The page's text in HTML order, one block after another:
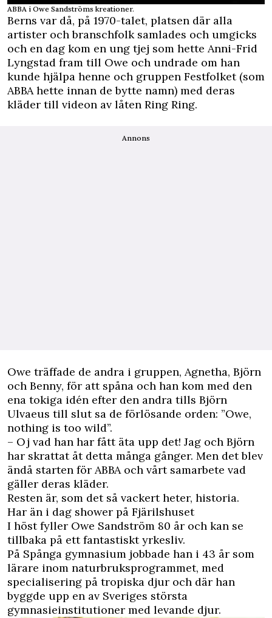
ABBA i Owe Sandströms kreationer.
Berns var då, på 1970-talet, platsen där alla
artister och branschfolk samlades och umgicks
och en dag kom en ung tjej som hette Anni-Frid
Lyngstad fram till Owe och undrade om han
kunde hjälpa henne och gruppen Festfolket (som
ABBA hette innan de bytte namn) med deras
kläder till videon av låten Ring Ring.
Annons
Owe träffade de andra i gruppen, Agnetha, Björn
och Benny, för att spåna och han kom med den
ena tokiga idén efter den andra tills Björn
Ulvaeus till slut sa de förlösande orden: ”Owe,
nothing is too wild”.
– Oj vad han har fått äta upp det! Jag och Björn
har skrattat åt detta många gånger. Men det blev
ändå starten för ABBA och vårt samarbete vad
gäller deras kläder.
Resten är, som det så vackert heter, historia.
Har än i dag shower på Fjärilshuset
I höst fyller Owe Sandström 80 år och kan se
tillbaka på ett fantastiskt yrkesliv.
På Spånga gymnasium jobbade han i 43 år som
lärare inom naturbruksprogrammet, med
specialisering på tropiska djur och där han
byggde upp en av Sveriges största
gymnasieinstitutioner med levande djur.